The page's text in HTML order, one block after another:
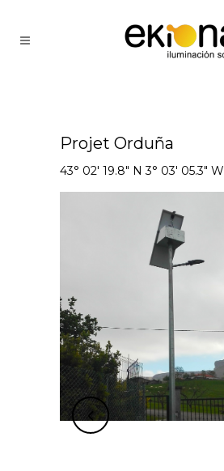
Projet Orduña
43° 02' 19.8" N 3° 03' 05.3" W